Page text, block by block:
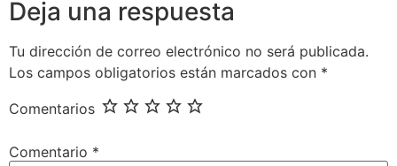
Deja una respuesta
Tu dirección de correo electrónico no será publicada.
Los campos obligatorios están marcados con *
Comentarios
Comentario *